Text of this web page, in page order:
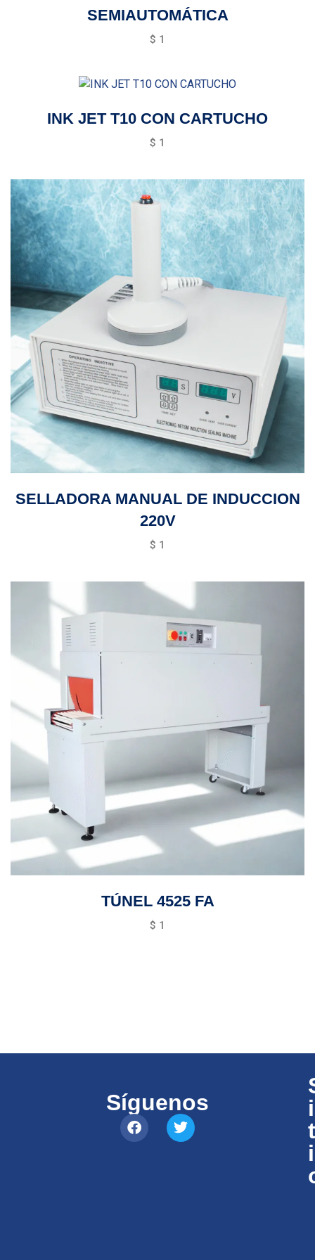
SEMIAUTOMÁTICA
$ 1
INK JET T10 CON CARTUCHO
$ 1
SELLADORA MANUAL DE INDUCCION
220V
$ 1
TÚNEL 4525 FA
$ 1
Síguenos
i
t
i